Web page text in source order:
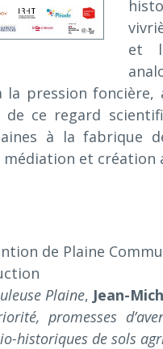
et
la pression
de ce regard
à la fabrique
médiation et création
de Plaine
Plaine, Jean-
promesses
historiques de sols